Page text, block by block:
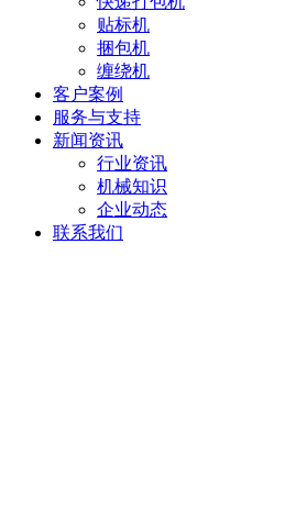
贴标机
捆包机
缠绕机
客户案例
服务与支持
新闻资讯
行业资讯
机械知识
企业动态
联系我们